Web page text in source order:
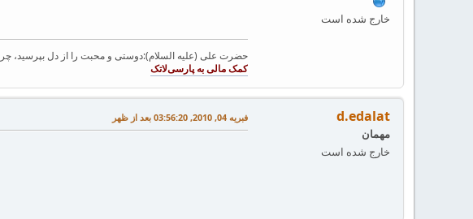
خارج شده است
حضرت علی (علیه السلام):دوستی و محبت را از دل بپرسید، چرا
d.edalat
مهمان
خارج شده است
فبریه 04, 2010, 03:56:20 بعد از ظهر